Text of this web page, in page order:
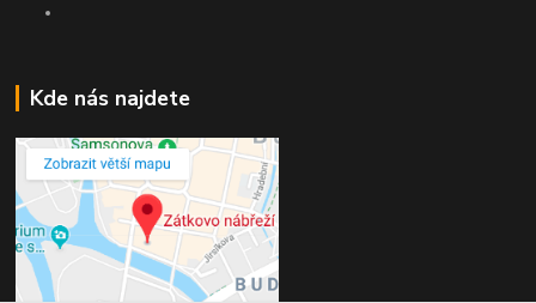
Kde nás najdete